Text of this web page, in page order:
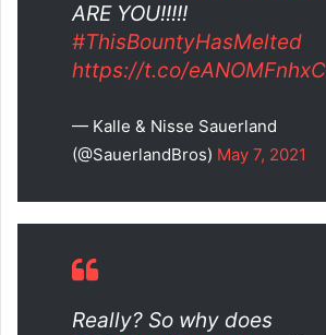
ARE YOU!!!!!
#ThisBountyHasMelted
https://t.co/eANOMFnhxC
— Kalle & Nisse Sauerland
(@SauerlandBros) May 7, 2021
Really? So why does